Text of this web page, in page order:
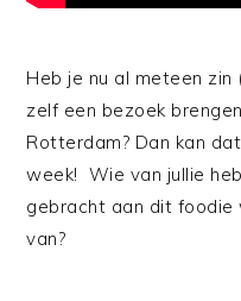
Heb je nu al meteen
zelf een bezoek
Rotterdam? Dan kan
week! Wie van jullie
gebracht aan dit foodie
van?